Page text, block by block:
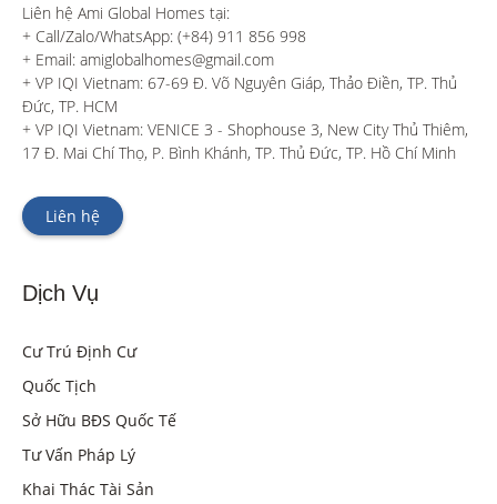
Liên hệ Ami Global Homes tại:
+ Call/Zalo/WhatsApp: (+84) 911 856 998
+ Email: amiglobalhomes@gmail.com
+ VP IQI Vietnam: 67-69 Đ. Võ Nguyên Giáp, Thảo Điền, TP. Thủ
Đức, TP. HCM
+ VP IQI Vietnam: VENICE 3 - Shophouse 3, New City Thủ Thiêm,
17 Đ. Mai Chí Thọ, P. Bình Khánh, TP. Thủ Đức, TP. Hồ Chí Minh
Liên hệ
Dịch Vụ
Cư Trú Định Cư
Quốc Tịch
Sở Hữu BĐS Quốc Tế
Tư Vấn Pháp Lý
Khai Thác Tài Sản